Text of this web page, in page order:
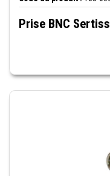
Prise BNC